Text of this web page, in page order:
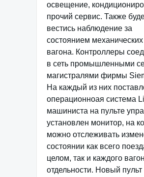
освещение,
прочий сервис. Также
вестись наблюдение за
состоянием механических
вагона. Контроллеры
в сеть промышленными
магистралями фирмы
На каждый из них
операционноая система
машиниста на пульте
установлен монитор, на
можно отслеживать
состоянии как всего
целом, так и каждого
отдельности. Новый пульт